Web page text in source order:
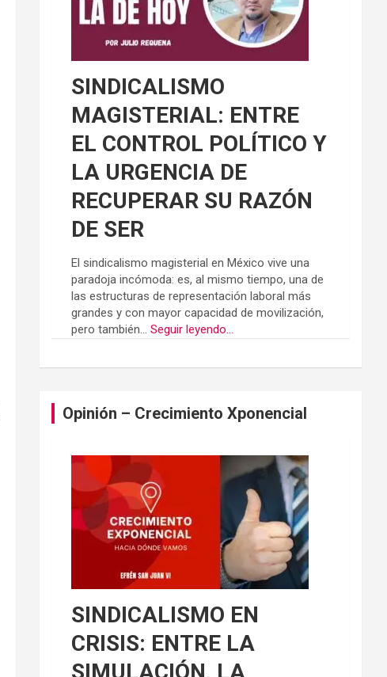
SINDICALISMO
MAGISTERIAL: ENTRE
EL CONTROL POLÍTICO Y
LA URGENCIA DE
RECUPERAR SU RAZÓN
DE SER
El sindicalismo magisterial en México vive una
paradoja incómoda: es, al mismo tiempo, una de
las estructuras de representación laboral más
grandes y con mayor capacidad de movilización,
pero también...Seguir leyendo...
Opinión – Crecimiento Xponencial
SINDICALISMO EN
CRISIS: ENTRE LA